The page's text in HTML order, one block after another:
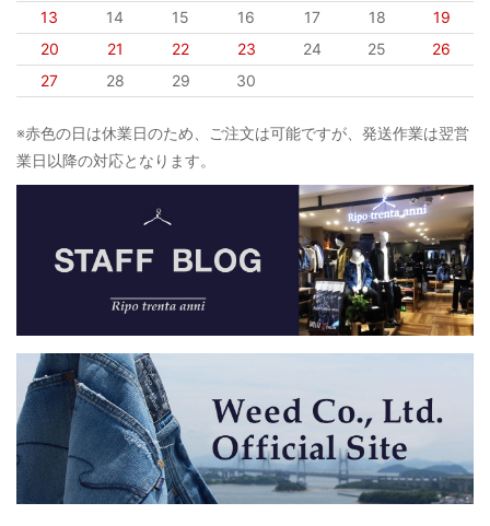
13
14 15 16 17 18
19
20
21 22 23 24 25
26
27
28 29 30
※赤色の日は休業日のため、ご注文は可能ですが、発送作業は翌営
業日以降の対応となります。